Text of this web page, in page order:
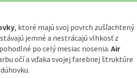
, ktoré majú svoj povrch zušľachtený
jemné a nestrácajú vlhkosť z
po celý mesiac nosenia. Air
očí a vďaka svojej farebnej štruktúre